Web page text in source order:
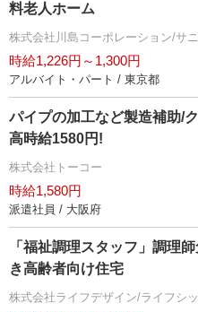
料老人ホーム
株式会社川島コーポレーション/サ
時給1,226円～1,300円
アルバイト・パート / 東京都
パイプの加工など製造補助/
高時給1580円!
株式会社トーコー
時給1,580円
派遣社員 / 大阪府
「福祉調理スタッフ」調理
き高齢者向け住宅
株式会社ライフデザイン/ライフシッ